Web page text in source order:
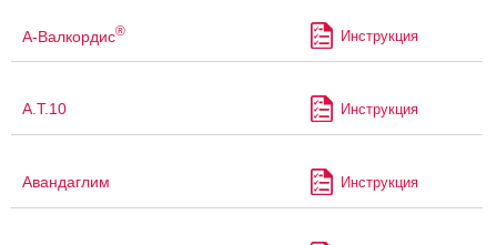
А-Валкордис® Инструкция
А.Т.10 Инструкция
Авандаглим Инструкция